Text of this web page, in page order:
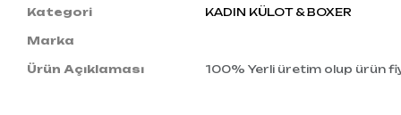
Kategori KADIN KÜLOT & BOXER
Marka
Ürün Açıklaması 100% Yerli üretim olup ürün